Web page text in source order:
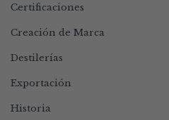
Certificaciones
Creación de Marca
Destilerías
Exportación
Historia